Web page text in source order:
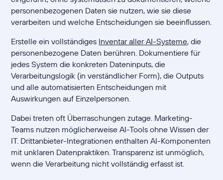
personenbezogenen Daten sie nutzen, wie sie diese
verarbeiten und welche Entscheidungen sie beeinflussen.
Erstelle ein vollständiges Inventar aller AI-Systeme, die
personenbezogene Daten berühren. Dokumentiere für
jedes System die konkreten Dateninputs, die
Verarbeitungslogik (in verständlicher Form), die Outputs
und alle automatisierten Entscheidungen mit
Auswirkungen auf Einzelpersonen.
Dabei treten oft Überraschungen zutage. Marketing-
Teams nutzen möglicherweise AI-Tools ohne Wissen der
IT. Drittanbieter-Integrationen enthalten AI-Komponenten
mit unklaren Datenpraktiken. Transparenz ist unmöglich,
wenn die Verarbeitung nicht vollständig erfasst ist.